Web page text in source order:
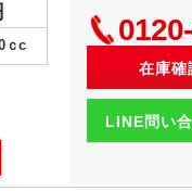
ｃc
在庫
LINE問い